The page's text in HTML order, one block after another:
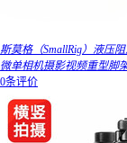
斯莫格（SmallRig）液压
微单相机摄影视频重型脚
0条评价